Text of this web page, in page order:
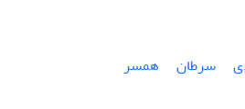
سرطان
همسر